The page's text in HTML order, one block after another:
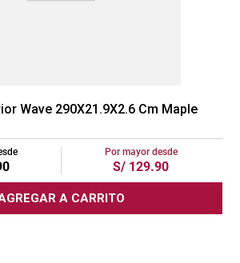
Wave 290X21.9X2.6 Cm Maple
Por mayor desde
S/ 129.90
A CARRITO